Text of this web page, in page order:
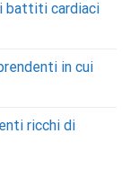
battiti cardiaci
in cui
ricchi di